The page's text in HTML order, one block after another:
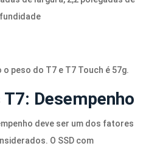
peso do T7 e T7 Touch é 57g.
Desempenho
deve ser um dos fatores
O SSD com